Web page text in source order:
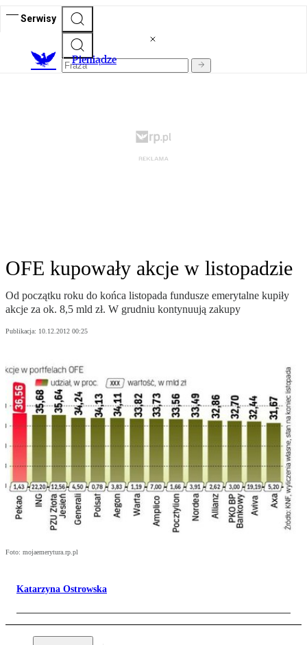
Serwisy
Pieniądze
OFE kupowały akcje w listopadzie
Od początku roku do końca listopada fundusze emerytalne kupiły
akcje za ok. 8,5 mld zł. W grudniu kontynuują zakupy
Publikacja: 10.12.2012 00:25
Foto: mojaemerytura.rp.pl
Katarzyna Ostrowska